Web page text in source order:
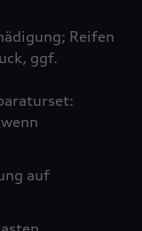
Reifen
ggf.
auf